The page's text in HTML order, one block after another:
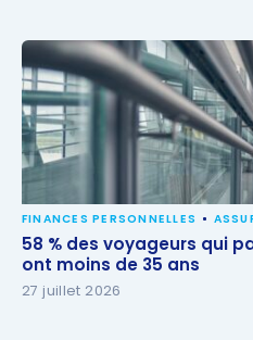
58 % des voyageurs qui
moins de 35 ans
FINANCES PERSONNELLES
58 % des voyageurs qui
ont moins de 35 ans
27 juillet 2026